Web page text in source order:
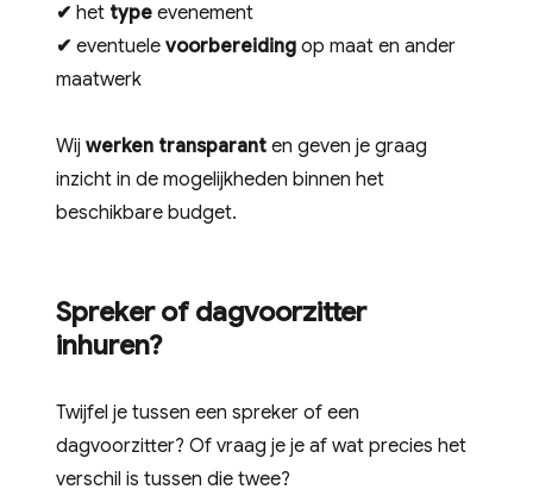
✔ het type evenement
✔ eventuelevoorbereiding op maat en ander
maatwerk
Wijwerken transparant en geven je graag
inzicht in de mogelijkheden binnen het
beschikbare budget.
Spreker of dagvoorzitter
inhuren?
Twijfel je tussen een spreker of een
dagvoorzitter? Of vraag je je af wat precies het
verschil is tussen die twee?